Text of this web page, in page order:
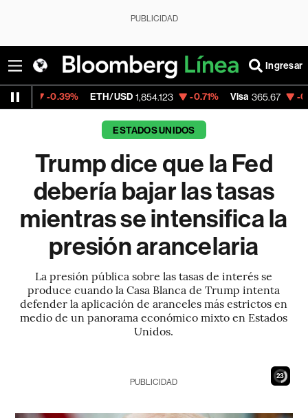
PUBLICIDAD
Ingresar
ETH/USD 1,854.123 -0.71% Visa 365.67 -0.13%
ESTADOS UNIDOS
Trump dice que la Fed
debería bajar las tasas
mientras se intensifica la
presión arancelaria
La presión pública sobre las tasas de interés se
produce cuando la Casa Blanca de Trump intenta
defender la aplicación de aranceles más estrictos en
medio de un panorama económico mixto en Estados
Unidos.
22
PUBLICIDAD